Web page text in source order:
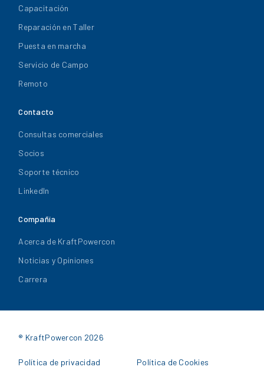
Capacitación
Reparación en Taller
Puesta en marcha
Servicio de Campo
Remoto
Contacto
Consultas comerciales
Socios
Soporte técnico
LinkedIn
Compañía
Acerca de KraftPowercon
Noticias y Opiniones
Carrera
® KraftPowercon 2026
Política de privacidad Política de Cookies